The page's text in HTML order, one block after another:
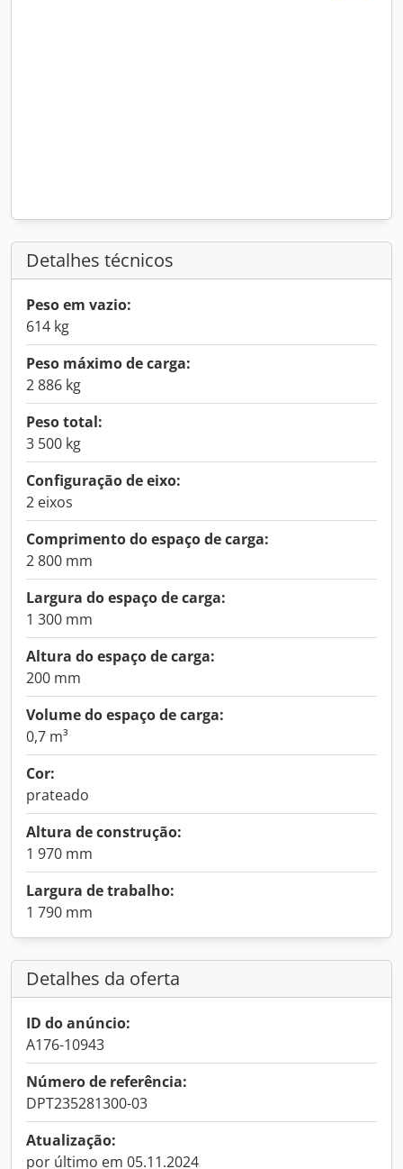
Detalhes técnicos
Peso em vazio:
614 kg
Peso máximo de carga:
2 886 kg
Peso total:
3 500 kg
Configuração de eixo:
2 eixos
Comprimento do espaço de carga:
2 800 mm
Largura do espaço de carga:
1 300 mm
Altura do espaço de carga:
200 mm
Volume do espaço de carga:
0,7 m³
Cor:
prateado
Altura de construção:
1 970 mm
Largura de trabalho:
1 790 mm
Detalhes da oferta
ID do anúncio:
A176-10943
Número de referência:
DPT235281300-03
Atualização:
por último em 05.11.2024